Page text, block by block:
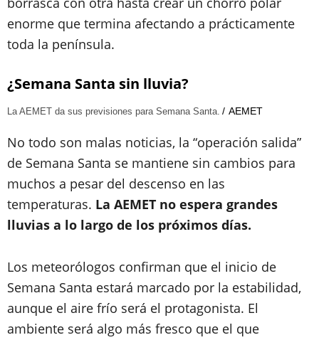
enorme que termina afectando a prácticamente
toda la península.
¿Semana Santa sin lluvia?
La AEMET da sus previsiones para Semana Santa. AEMET
No todo son malas noticias, la “operación salida”
de Semana Santa se mantiene sin cambios para
muchos a pesar del descenso en las
temperaturas. La AEMET no espera grandes
lluvias a lo largo de los próximos días.
Los meteorólogos confirman que el inicio de
Semana Santa estará marcado por la estabilidad,
aunque el aire frío será el protagonista. El
ambiente será algo más fresco que el que